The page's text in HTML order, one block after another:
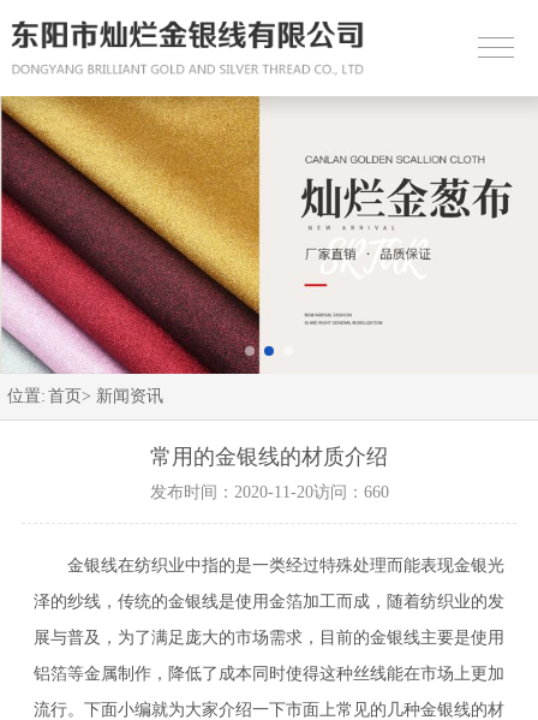
位置: 首页> 新闻资讯
常用的金银线的材质介绍
发布时间：2020-11-20访问：660
金银线在纺织业中指的是一类经过特殊处理而能表现金银光
泽的纱线，传统的金银线是使用金箔加工而成，随着纺织业的发
展与普及，为了满足庞大的市场需求，目前的金银线主要是使用
铝箔等金属制作，降低了成本同时使得这种丝线能在市场上更加
流行。下面小编就为大家介绍一下市面上常见的几种金银线的材